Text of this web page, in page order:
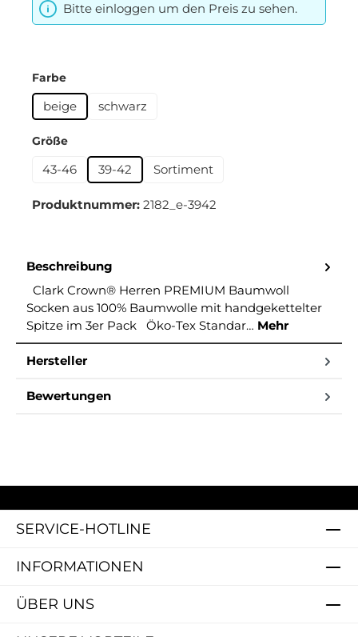
Bitte einloggen um den Preis zu sehen.
Farbeauswählen
beige schwarz
Größeauswählen
43-46 39-42 Sortiment
Produktnummer: 2182_e-3942
Beschreibung
Clark Crown® Herren PREMIUM Baumwoll
Socken aus 100% Baumwolle mit handgekettelter
Spitze im 3er Pack Öko-Tex Standar… Mehr
Hersteller
Bewertungen
SERVICE-HOTLINE
INFORMATIONEN
ÜBER UNS